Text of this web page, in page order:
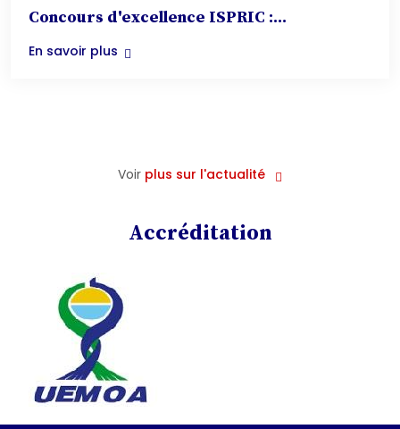
Concours d'excellence ISPRIC :...
En savoir plus
Voir plus sur l'actualité
Accréditation